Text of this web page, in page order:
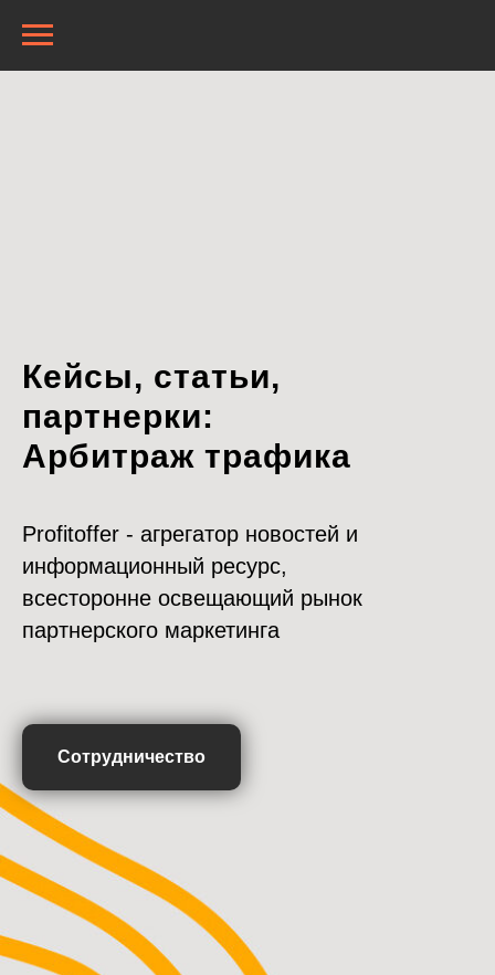
Кейсы, статьи,
партнерки:
Арбитраж трафика
Profitoffer - агрегатор новостей и
информационный ресурс,
всесторонне освещающий рынок
партнерского маркетинга
Сотрудничество